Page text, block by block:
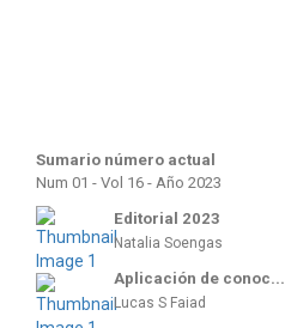
Sumario número actual
Num 01 - Vol 16 - Año 2023
Editorial 2023
Natalia Soengas
Aplicación de conoc...
Lucas S Faiad